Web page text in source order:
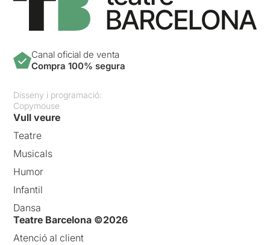
Canal oficial de venta
Compra 100% segura
Disseny i programació:
Copymouse
Vull veure
Teatre
Musicals
Humor
Infantil
Dansa
Teatre Barcelona ©2026
Atenció al client